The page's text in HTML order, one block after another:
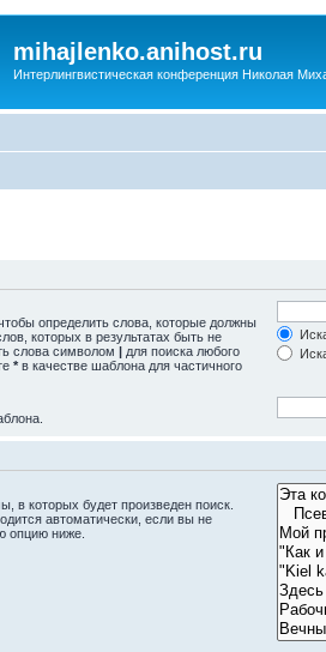
mihajlenko.anihost.ru
Интерлингвистическая конференция Николая
чтобы определить слова, которые должны
которых в результатах быть не
слова символом | для поиска любого
* в качестве шаблона для частичного
которых будет произведен поиск.
автоматически, если вы не
опцию ниже.